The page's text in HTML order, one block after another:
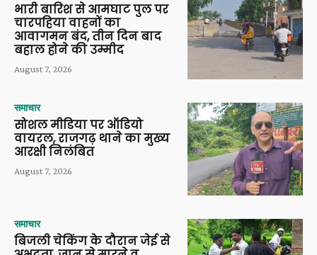
भारी बारिश से आमघाट पुल पर
चारपहिया वाहनों का
आवागमन बंद, तीन दिन बाद
बहाल होने की उम्मीद
August 7, 2026
समाचार
सोशल मीडिया पर ऑडियो
वायरल, राजगढ़ थाने का मुख्य
आरक्षी निलंबित
August 7, 2026
समाचार
बिजली चेकिंग के दौरान जेई से